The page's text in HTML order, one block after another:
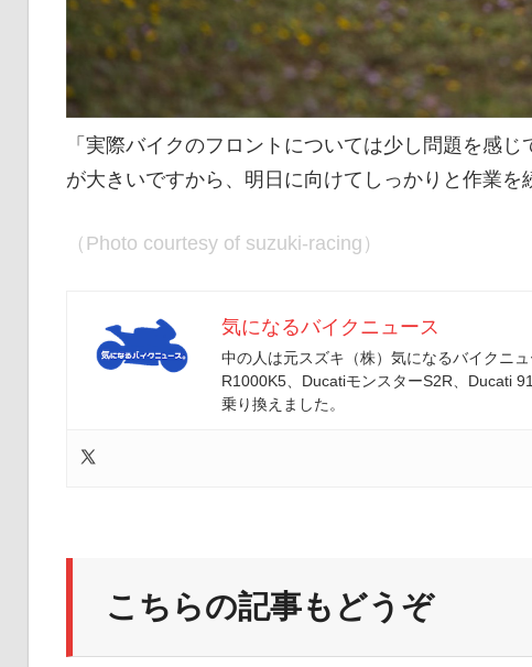
「実際バイクのフロントについては少し問題を感
が大きいですから、明日に向けてしっかりと作業を
（Photo courtesy of suzuki-racing）
気になるバイクニュース
中の人は元スズキ（株）気になるバイクニ
R1000K5、DucatiモンスターS2R、Ducati
乗り換えました。
こちらの記事もどうぞ